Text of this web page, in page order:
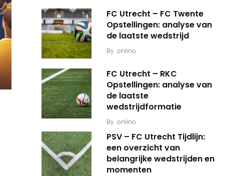
FC Utrecht – FC Twente
Opstellingen: analyse van
de laatste wedstrijd
By onlino
FC Utrecht – RKC
Opstellingen: analyse van
de laatste
wedstrijdformatie
By onlino
PSV – FC Utrecht Tijdlijn:
een overzicht van
belangrijke wedstrijden en
momenten